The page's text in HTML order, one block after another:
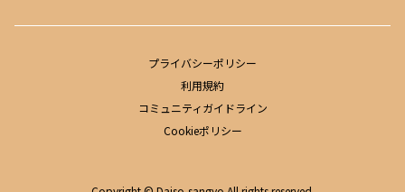
プライバシーポリシー
利用規約
コミュニティガイドライン
Cookieポリシー